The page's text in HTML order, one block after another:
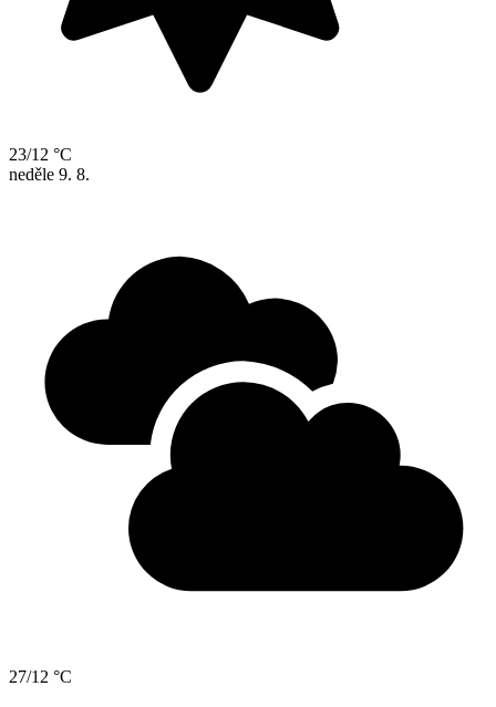
23/12 °C
neděle 9. 8.
27/12 °C